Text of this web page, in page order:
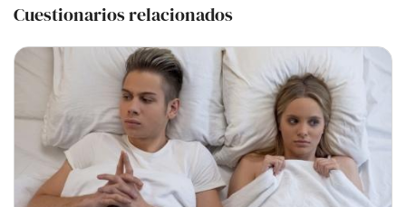
Cuestionarios relacionados